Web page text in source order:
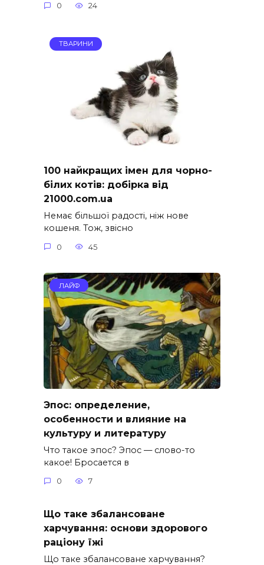
0 24
ТВАРИНИ
100 найкращих імен для чорно-
білих котів: добірка від
21000.com.ua
Немає більшої радості, ніж нове
кошеня. Тож, звісно
0 45
ЛАЙФ
Эпос: определение,
особенности и влияние на
культуру и литературу
Что такое эпос? Эпос — слово-то
какое! Бросается в
0 7
Що таке збалансоване
харчування: основи здорового
раціону їжі
Що таке збалансоване харчування?